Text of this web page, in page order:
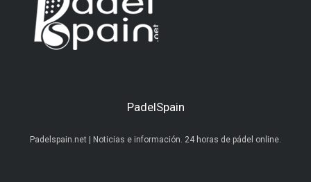
PadelSpain
Padelspain.net | Noticias e información. 24 horas de pádel online.